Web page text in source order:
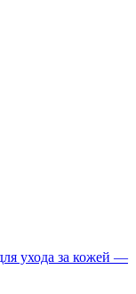
ухода за кожей —